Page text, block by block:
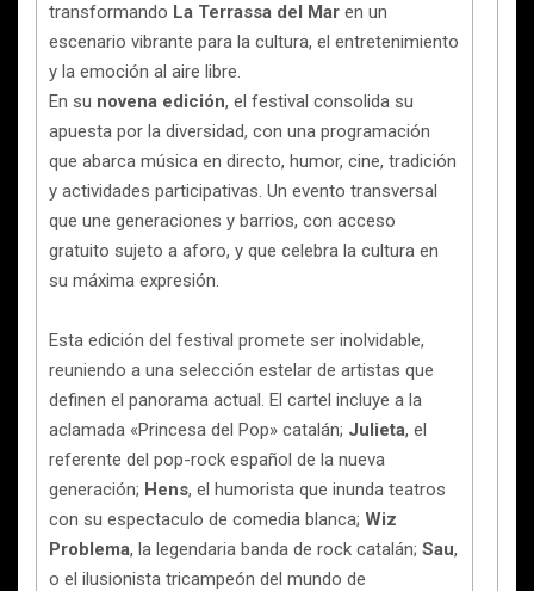
transformando La Terrassa del Mar en un
escenario vibrante para la cultura, el entretenimiento
y la emoción al aire libre.
En su novena edición, el festival consolida su
apuesta por la diversidad, con una programación
que abarca música en directo, humor, cine, tradición
y actividades participativas. Un evento transversal
que une generaciones y barrios, con acceso
gratuito sujeto a aforo, y que celebra la cultura en
su máxima expresión.
Esta edición del festival promete ser inolvidable,
reuniendo a una selección estelar de artistas que
definen el panorama actual. El cartel incluye a la
aclamada «Princesa del Pop» catalán; Julieta, el
referente del pop-rock español de la nueva
generación; Hens, el humorista que inunda teatros
con su espectaculo de comedia blanca; Wiz
Problema, la legendaria banda de rock catalán; Sau,
o el ilusionista tricampeón del mundo de